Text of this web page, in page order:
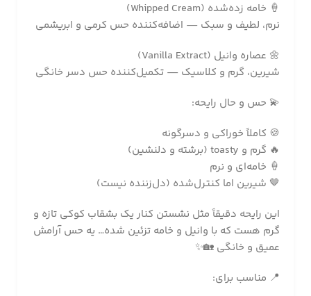
🍦 خامه زده‌شده (Whipped Cream)
نرم، لطیف و سبک — اضافه‌کننده حس کرمی و ابریشمی
🌼 عصاره وانیل (Vanilla Extract)
شیرین، گرم و کلاسیک — تکمیل‌کننده حس دسر خانگی
💫 حس و حال رایحه:
🍪 کاملاً خوراکی و دسرگونه
🔥 گرم و toasty (برشته و دلنشین)
🍦 خامه‌ای و نرم
🤎 شیرین اما کنترل‌شده (دل‌زننده نیست)
این رایحه دقیقاً مثل نشستن کنار یک بشقاب کوکی تازه و
گرم هست که با وانیل و خامه تزئین شده… یه حس آرامش
عمیق و خانگی 🏡✨
📍 مناسب برای: